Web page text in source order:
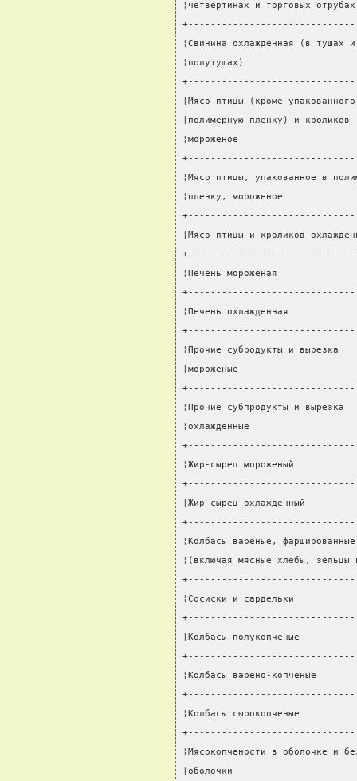
¦четвертинах и торговых
¦Свинина охлажденная
¦полутушах)
¦Мясо птицы (кроме
¦полимерную пленку) и
¦мороженое
¦Мясо птицы,
¦пленку, мороженое
¦Мясо птицы и кроликов
¦Печень мороженая
¦Печень охлажденная
¦Прочие субродукты и
¦мороженые
¦Прочие субпродукты и
¦охлажденные
¦Жир-сырец мороженый
¦Жир-сырец охлажденный
¦Колбасы вареные,
¦(включая мясные хлебы,
¦Сосиски и сардельки
¦Колбасы полукопченые
¦Колбасы варено-
¦Колбасы сырокопченые
¦Мясокопчености в
¦оболочки